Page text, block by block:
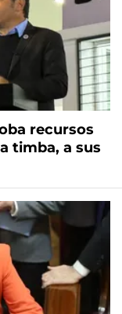
recursos
timba, a sus